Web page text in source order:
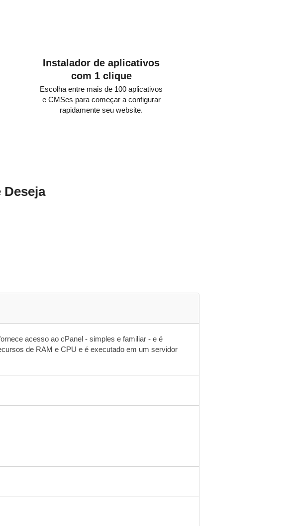
Instalador de aplicativos
com 1 clique
Escolha entre mais de 100 aplicativos
e CMSes para começar a configurar
rapidamente seu website.
Deseja
acesso ao cPanel - simples e familiar - e é
de RAM e CPU e é executado em um servidor